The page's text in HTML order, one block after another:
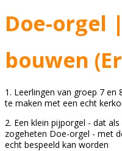
Doe-orgel
bouwen
1. Leerlingen van groep 7 en
te maken met een echt
2. Een klein pijporgel - dat
zogeheten Doe-orgel - met
echt bespeeld kan worden